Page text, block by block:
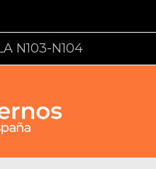
N103-N104